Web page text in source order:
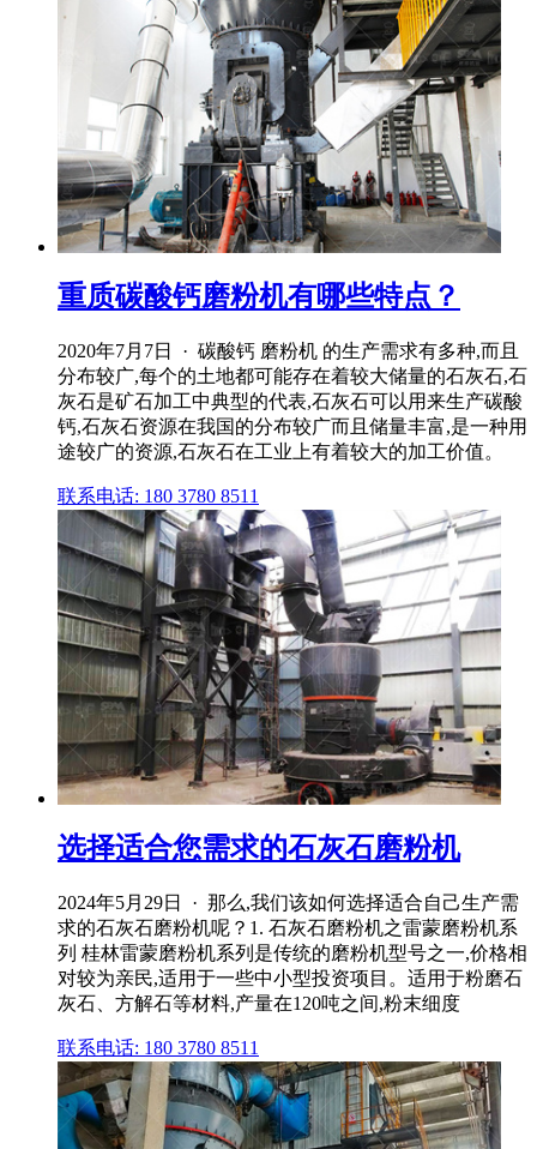
重质碳酸钙磨粉机有哪些特点？
2020年7月7日 · 碳酸钙 磨粉机 的生产需求有多种,而且
分布较广,每个的土地都可能存在着较大储量的石灰石,石
灰石是矿石加工中典型的代表,石灰石可以用来生产碳酸
钙,石灰石资源在我国的分布较广而且储量丰富,是一种用
途较广的资源,石灰石在工业上有着较大的加工价值。
联系电话: 180 3780 8511
选择适合您需求的石灰石磨粉机
2024年5月29日 · 那么,我们该如何选择适合自己生产需
求的石灰石磨粉机呢？1. 石灰石磨粉机之雷蒙磨粉机系
列 桂林雷蒙磨粉机系列是传统的磨粉机型号之一,价格相
对较为亲民,适用于一些中小型投资项目。适用于粉磨石
灰石、方解石等材料,产量在120吨之间,粉末细度
联系电话: 180 3780 8511